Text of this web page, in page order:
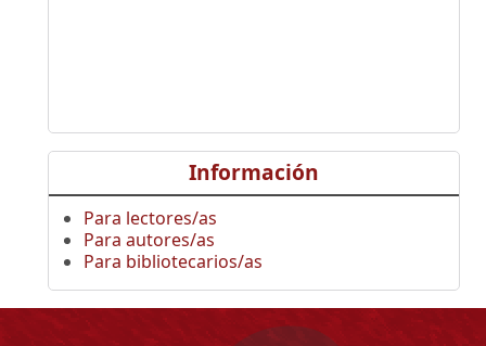
Información
Para lectores/as
Para autores/as
Para bibliotecarios/as